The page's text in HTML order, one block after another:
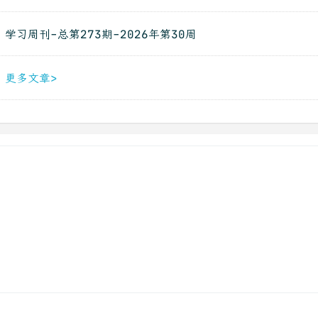
学习周刊-总第273期-2026年第30周
更多文章>